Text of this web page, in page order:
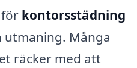
kontorsstädning
utmaning. Många
räcker med att